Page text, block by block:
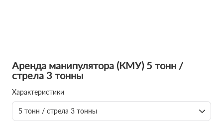
Аренда манипулятора (КМУ) 5 тонн /
стрела 3 тонны
Характеристики
5 тонн / стрела 3 тонны